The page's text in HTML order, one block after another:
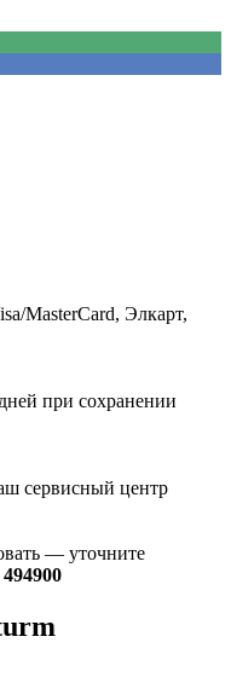
MasterCard, Элкарт,
при сохранении
сервисный центр
— уточните